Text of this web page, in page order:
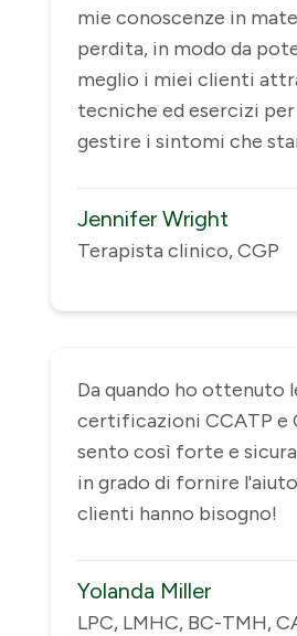
mie conoscenze in
perdita, in modo da
meglio i miei clienti
tecniche ed esercizi
gestire i sintomi che
Jennifer Wright
Terapista clinico, CGP
Da quando ho ottenuto
certificazioni CCATP e
sento così forte e
in grado di fornire
clienti hanno bisogno!
Yolanda Miller
LPC, LMHC, BC-TMH,